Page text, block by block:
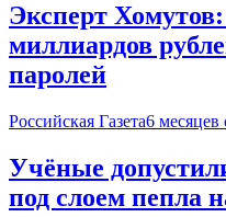
Эксперт
миллиардов
паролей
Российская Газета6 месяцев
Учёные
под слоем пепла